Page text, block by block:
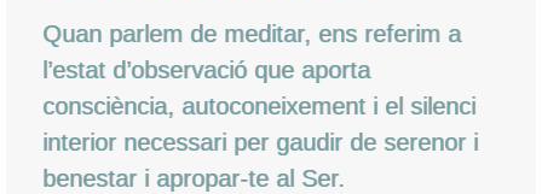
Quan parlem de meditar, ens referim a
l’estat d’observació que aporta
consciència, autoconeixement i el silenci
interior necessari per gaudir de serenor i
benestar i apropar-te al Ser.